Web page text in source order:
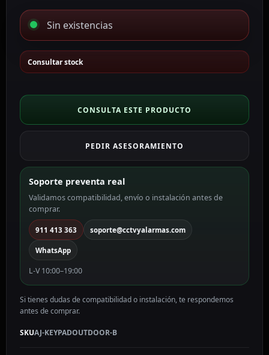
Sin existencias
Consultar stock
CONSULTA ESTE PRODUCTO
PEDIR ASESORAMIENTO
Soporte preventa real
Validamos compatibilidad, envío o instalación antes de
comprar.
911 413 363 soporte@cctvyalarmas.com
WhatsApp
L-V 10:00–19:00
Si tienes dudas de compatibilidad o instalación, te respondemos
antes de comprar.
SKUAJ-KEYPADOUTDOOR-B